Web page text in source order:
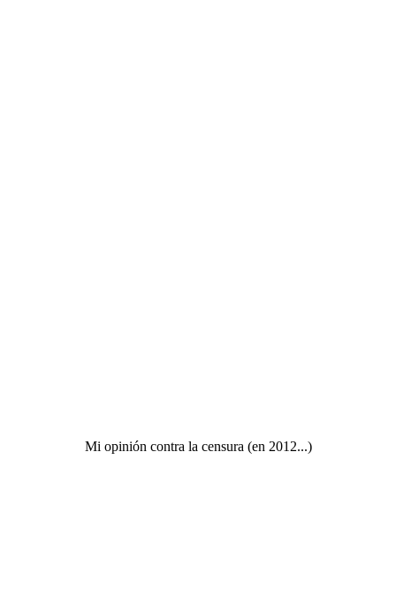
Mi opinión contra la censura (en 2012...)